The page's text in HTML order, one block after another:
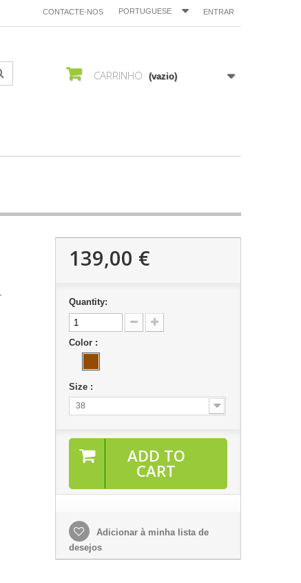
ENTRAR
PORTUGUESE
CONTACTE-NOS
CARRINHO (vazio)
139,00 €
Quantity:
Color :
Size :
38
ADD TO
CART
Adicionar à minha lista de
desejos